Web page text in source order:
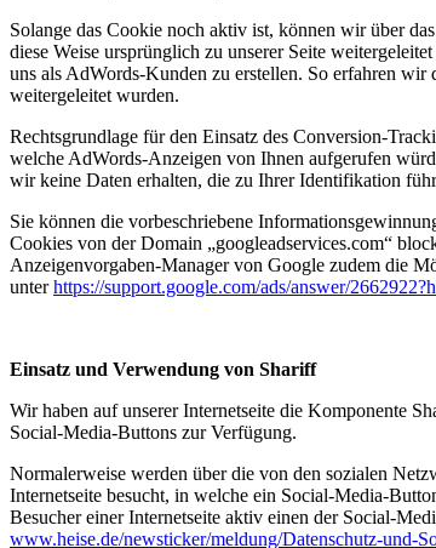
Solange das Cookie noch aktiv ist, können wir über
diese Weise ursprünglich zu unserer Seite
uns als AdWords-Kunden zu erstellen. So erfahren
weitergeleitet wurden.
Rechtsgrundlage für den Einsatz des Conversion-
welche AdWords-Anzeigen von Ihnen aufgerufen
wir keine Daten erhalten, die zu Ihrer Identifikation
Sie können die vorbeschriebene
Cookies von der Domain „googleadservices.com“
Anzeigenvorgaben-Manager von Google zudem die
unterhttps://support.google.com/ads/answer/
Einsatz und Verwendung von Shariff
Wir haben auf unserer Internetseite die Komponente
Social-Media-Buttons zur Verfügung.
Normalerweise werden über die von den sozialen
Internetseite besucht, in welche ein Social-Media-
Besucher einer Internetseite aktiv einen der Social-
www.heise.de/newsticker/meldung/Datenschutz-und-